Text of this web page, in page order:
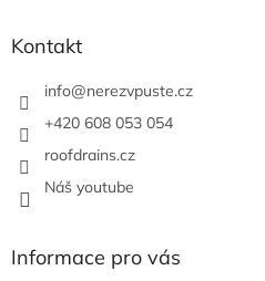
Kontakt
info@nerezvpuste.cz
+420 608 053 054
roofdrains.cz
Náš youtube
Informace pro vás